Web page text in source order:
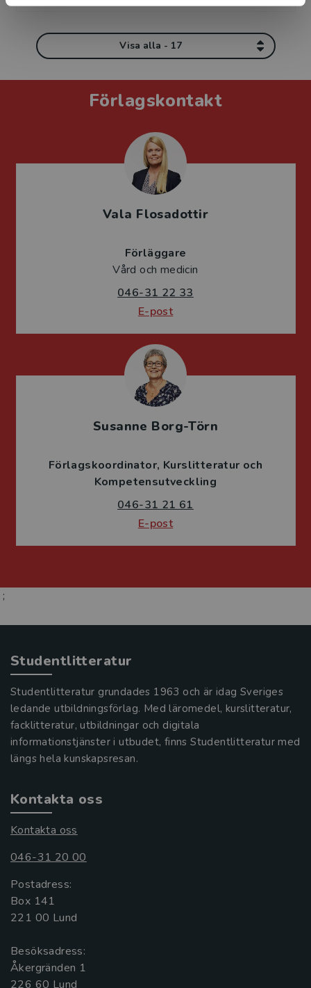
Visa alla - 17
Förlagskontakt
Vala Flosadottir
Förläggare
Vård och medicin
046-31 22 33
E-post
Susanne Borg-Törn
Förlagskoordinator Kurslitteratur och
Kompetensutveckling
046-31 21 61
E-post
;
Studentlitteratur
Studentlitteratur grundades 1963 och är idag Sveriges
ledande utbildningsförlag. Med läromedel, kurslitteratur,
facklitteratur, utbildningar och digitala
informationstjänster i utbudet, finns Studentlitteratur med
längs hela kunskapsresan.
Kontakta oss
Kontakta oss
046-31 20 00
Postadress:
Box 141
221 00 Lund
Besöksadress:
Åkergränden 1